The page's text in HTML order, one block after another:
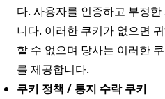
다. 사용자를 인증하고 부정
니다. 이러한 쿠키가 없으면
할 수 없으며 당사는 이러한
를 제공합니다.
쿠키 정책 / 통지 수락 쿠키